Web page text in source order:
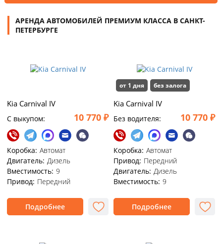
АРЕНДА АВТОМОБИЛЕЙ ПРЕМИУМ КЛАССА В САНКТ-
ПЕТЕРБУРГЕ
Kia Carnival IV
C выкупом: 10 770 ₽
Коробка: Автомат
Двигатель: Дизель
Вместимость: 9
Привод: Передний
Подробнее
от 1 дня без залога
Kia Carnival IV
Без водителя: 10 770 ₽
Коробка: Автомат
Привод: Передний
Двигатель: Дизель
Вместимость: 9
Подробнее